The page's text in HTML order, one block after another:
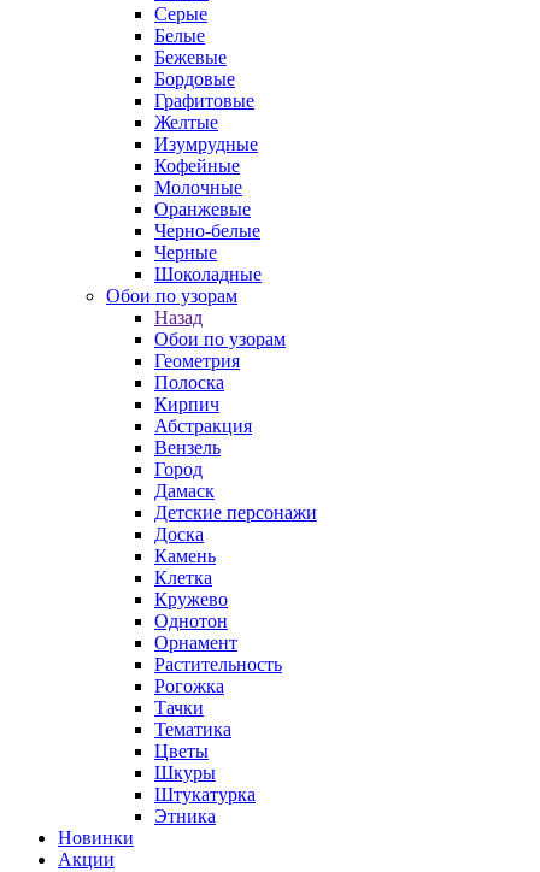
Серые
Белые
Бежевые
Бордовые
Графитовые
Желтые
Изумрудные
Кофейные
Молочные
Оранжевые
Черно-белые
Черные
Шоколадные
Обои по узорам
Назад
Обои по узорам
Геометрия
Полоска
Кирпич
Абстракция
Вензель
Город
Дамаск
Детские персонажи
Доска
Камень
Клетка
Кружево
Однотон
Орнамент
Растительность
Рогожка
Тачки
Тематика
Цветы
Шкуры
Штукатурка
Этника
Новинки
Акции